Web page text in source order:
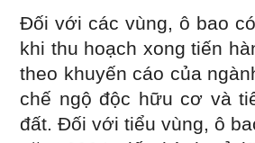
Đối với các vùng, ô bao
khi thu hoạch xong tiến
theo khuyến cáo của
chế ngộ độc hữu cơ và
đất. Đối với tiểu vùng, ô